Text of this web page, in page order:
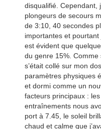
disqualifié. Cependant,
plongeurs de secours
de 3:10, 40 secondes
importantes et pourtant
est évident que
du genre 15%. Comme
s’était collé sur mon
paramètres physiques
et dormi comme un
facteurs principaux :
entraînements nous
port à 7.45, le soleil
chaud et calme que